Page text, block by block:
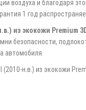
воздуха и благодаря
1 год
из экокожи Premium
безопасности,
автомобиля.
н.в.) из экокожи